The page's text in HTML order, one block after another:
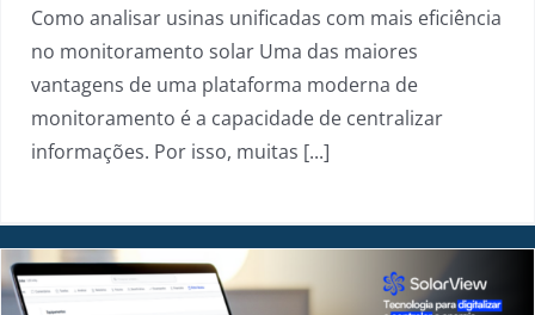
Como analisar usinas unificadas com mais eficiência
no monitoramento solar Uma das maiores
vantagens de uma plataforma moderna de
monitoramento é a capacidade de centralizar
informações. Por isso, muitas [...]